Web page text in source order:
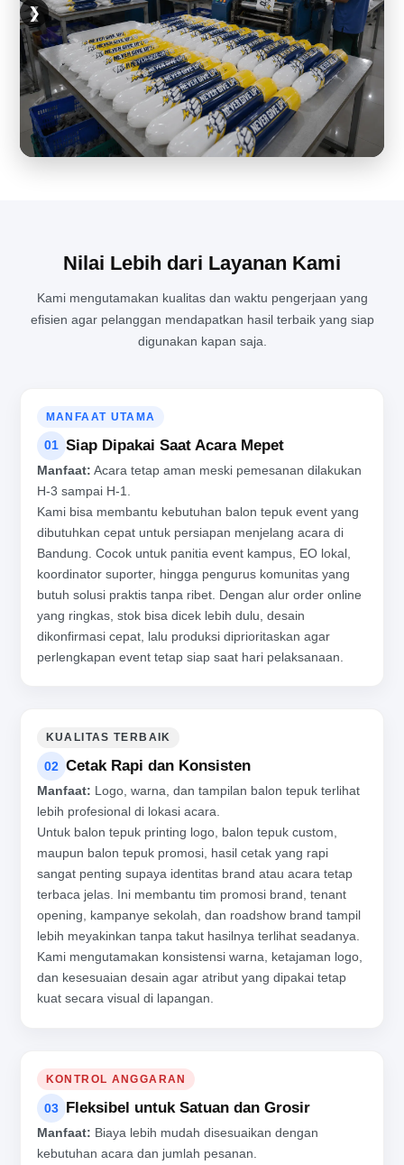
AKTIVITAS PABRIK YANG PADAT
❮
❯
Nilai Lebih dari Layanan Kami
Kami mengutamakan kualitas dan waktu pengerjaan yang
efisien agar pelanggan mendapatkan hasil terbaik yang siap
digunakan kapan saja.
MANFAAT UTAMA
01 Siap Dipakai Saat Acara Mepet
Manfaat: Acara tetap aman meski pemesanan dilakukan
H-3 sampai H-1.
Kami bisa membantu kebutuhan balon tepuk event yang
dibutuhkan cepat untuk persiapan menjelang acara di
Bandung. Cocok untuk panitia event kampus, EO lokal,
koordinator suporter, hingga pengurus komunitas yang
butuh solusi praktis tanpa ribet. Dengan alur order online
yang ringkas, stok bisa dicek lebih dulu, desain
dikonfirmasi cepat, lalu produksi diprioritaskan agar
perlengkapan event tetap siap saat hari pelaksanaan.
KUALITAS TERBAIK
02 Cetak Rapi dan Konsisten
Manfaat: Logo, warna, dan tampilan balon tepuk terlihat
lebih profesional di lokasi acara.
Untuk balon tepuk printing logo, balon tepuk custom,
maupun balon tepuk promosi, hasil cetak yang rapi
sangat penting supaya identitas brand atau acara tetap
terbaca jelas. Ini membantu tim promosi brand, tenant
opening, kampanye sekolah, dan roadshow brand tampil
lebih meyakinkan tanpa takut hasilnya terlihat seadanya.
Kami mengutamakan konsistensi warna, ketajaman logo,
dan kesesuaian desain agar atribut yang dipakai tetap
kuat secara visual di lapangan.
KONTROL ANGGARAN
03 Fleksibel untuk Satuan dan Grosir
Manfaat: Biaya lebih mudah disesuaikan dengan
kebutuhan acara dan jumlah pesanan.